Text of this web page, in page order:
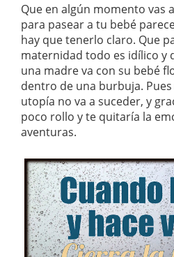
Que en algún momento vas
para pasear a tu bebé
hay que tenerlo claro. Que
maternidad todo es idílico y
una madre va con su bebé
dentro de una burbuja.
utopía no va a suceder, y
poco rollo y te quitaría la
aventuras.